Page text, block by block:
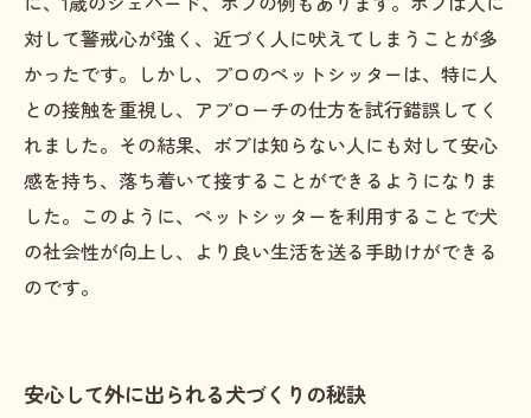
対して警戒心が強く、近づく人に吠えてしまうことが多
かったです。しかし、プロのペットシッターは、特に人
との接触を重視し、アプローチの仕方を試行錯誤してく
れました。その結果、ボブは知らない人にも対して安心
感を持ち、落ち着いて接することができるようになりま
した。このように、ペットシッターを利用することで犬
の社会性が向上し、より良い生活を送る手助けができる
のです。
安心して外に出られる犬づくりの秘訣